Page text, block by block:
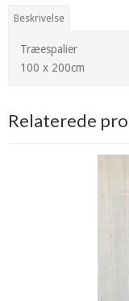
Beskrivelse
Træespalier
100 x 200cm
Relaterede